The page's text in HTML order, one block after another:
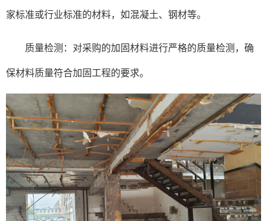
家标准或行业标准的材料，如混凝土、钢材等。
质量检测：对采购的加固材料进行严格的质量检测，确
保材料质量符合加固工程的要求。